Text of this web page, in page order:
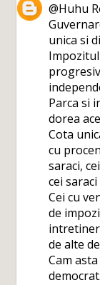
@Huhu
unica si
Parca si
dorea
Cota
cu
saraci,
cei
Cei cu
de
de alte
Cam